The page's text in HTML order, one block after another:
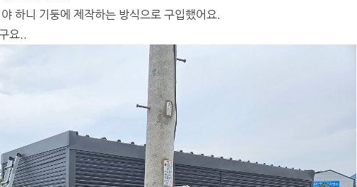
하니 기둥에 제작하는 방식으로 구입했어요.
요..